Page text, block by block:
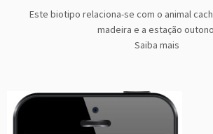
Este biotipo relaciona-se com o animal
madeira e a estação
Saiba mais